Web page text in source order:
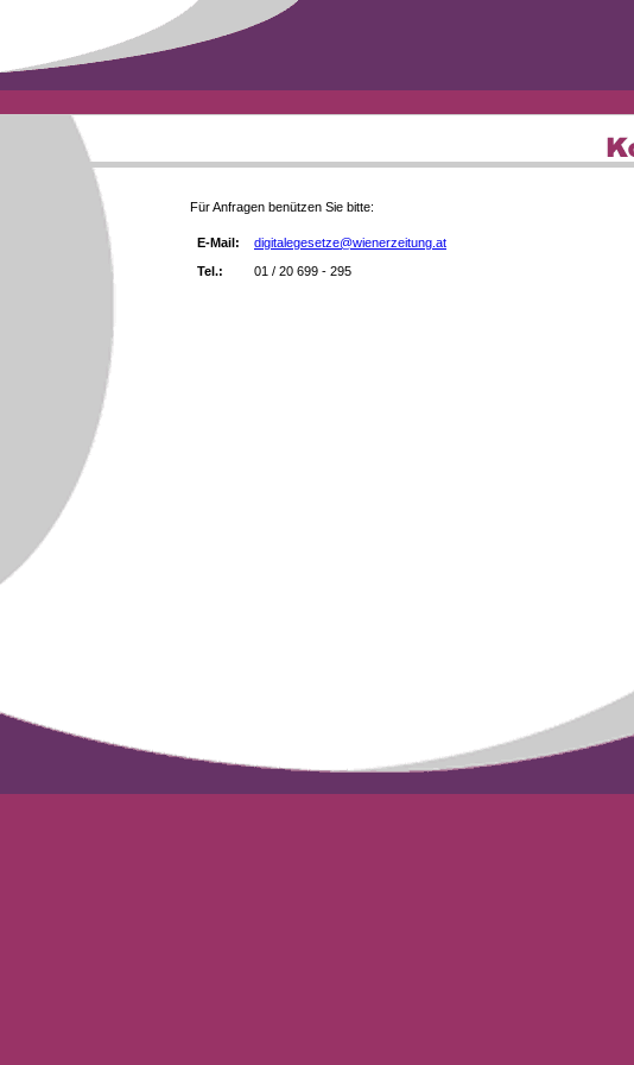
Für Anfragen benützen Sie bitte:
E-Mail:
digitalegesetze@wienerzeitung.at
Tel.:
01 / 20 699 - 295